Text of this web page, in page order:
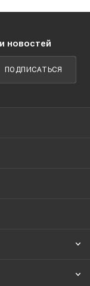
новостей
ПОДПИСАТЬСЯ